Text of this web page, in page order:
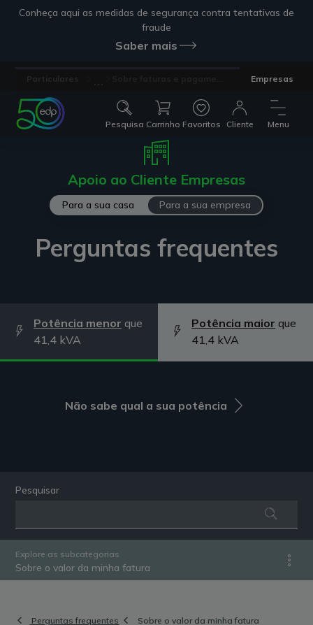
Conheça aqui as medidas de segurança contra tentativas de
fraude
Saber mais
Empresas
Pesquisa Carrinho Favoritos Cliente Menu
Apoio ao Cliente Empresas
Para a sua casa Para a sua empresa
Perguntas frequentes
Potência menor que
41,4 kVA
Potência maior que
41,4 kVA
Não sabe qual a sua potência
Pesquisar
Explore as subcategorias
Sobre o valor da minha fatura
Perguntas frequentes Sobre o valor da minha fatura